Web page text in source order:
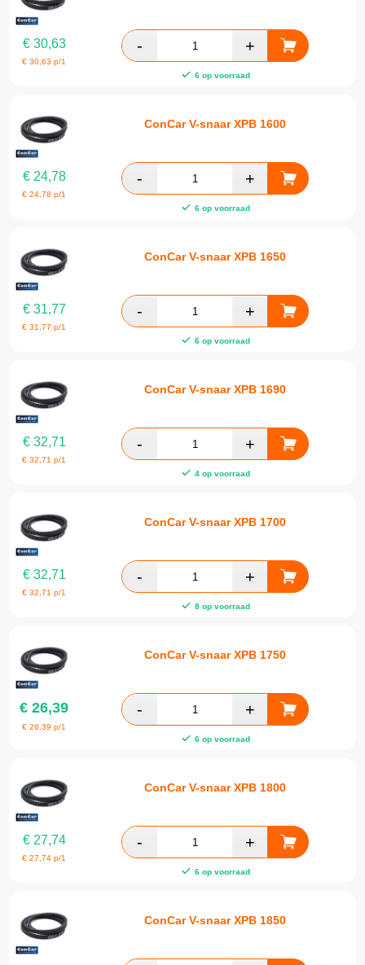
€30,63
€30,63 p/1
6 op voorraad
ConCar V-snaar XPB 1600
€24,78
€24,78 p/1
6 op voorraad
ConCar V-snaar XPB 1650
€31,77
€31,77 p/1
6 op voorraad
ConCar V-snaar XPB 1690
€32,71
€32,71 p/1
4 op voorraad
ConCar V-snaar XPB 1700
€32,71
€32,71 p/1
8 op voorraad
ConCar V-snaar XPB 1750
€ 26,39
€26,39 p/1
6 op voorraad
ConCar V-snaar XPB 1800
€27,74
€27,74 p/1
6 op voorraad
ConCar V-snaar XPB 1850